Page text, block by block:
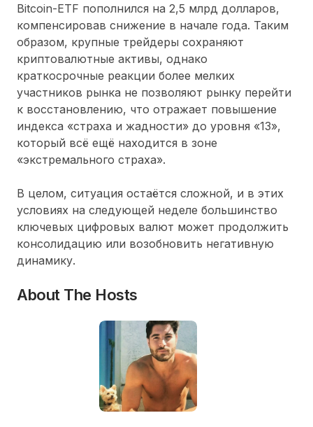
Bitcoin-ETF пополнился на 2,5 млрд долларов,
компенсировав снижение в начале года. Таким
образом, крупные трейдеры сохраняют
криптовалютные активы, однако
краткосрочные реакции более мелких
участников рынка не позволяют рынку перейти
к восстановлению, что отражает повышение
индекса «страха и жадности» до уровня «13»,
который всё ещё находится в зоне
«экстремального страха».
В целом, ситуация остаётся сложной, и в этих
условиях на следующей неделе большинство
ключевых цифровых валют может продолжить
консолидацию или возобновить негативную
динамику.
About The Hosts